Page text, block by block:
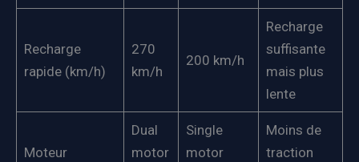
Recharge
rapide (km/h)
270
km/h
200 km/h
Recharge
suffisante
mais plus
lente
Moteur
Dual
motor
Single
motor
Moins de
traction